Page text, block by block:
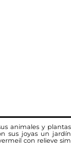
animales y
sus joyas un
con relieve